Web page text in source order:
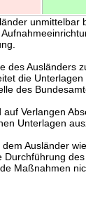
unmittelbar
des Ausländers
die
des
Verlangen
Unterlagen
Ausländer
Durchführung
Maßnahmen